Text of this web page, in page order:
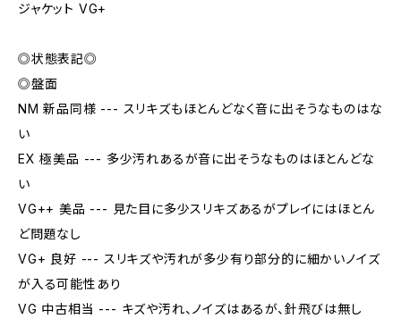
ジャケット VG+
◎状態表記◎
◎盤面
NM 新品同様 --- スリキズもほとんどなく音に出そうなものはな
い
EX 極美品 --- 多少汚れあるが音に出そうなものはほとんどな
い
VG++ 美品 --- 見た目に多少スリキズあるがプレイにはほとん
ど問題なし
VG+ 良好 --- スリキズや汚れが多少有り部分的に細かいノイズ
が入る可能性あり
VG 中古相当 --- キズや汚れ、ノイズはあるが、針飛びは無し